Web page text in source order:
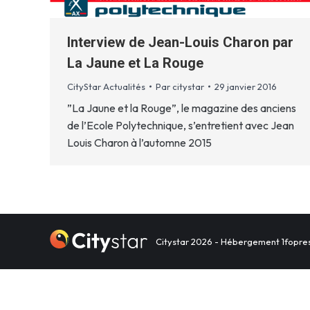
Interview de Jean-Louis Charon par
La Jaune et La Rouge
CityStar Actualités Par citystar 29 janvier 2016
”La Jaune et la Rouge”, le magazine des anciens
de l’Ecole Polytechnique, s’entretient avec Jean
Louis Charon à l’automne 2015
Citystar 2026 - Hébergement